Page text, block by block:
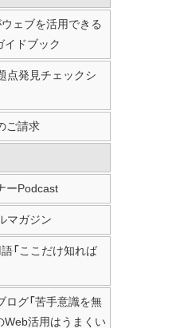
ウェブを活用できる
イドブック
点発見チェックシ
ご請求
ーPodcast
マガジン
「ここだけ知れば
ログ「苦手意識を無
Web活用はうまくい